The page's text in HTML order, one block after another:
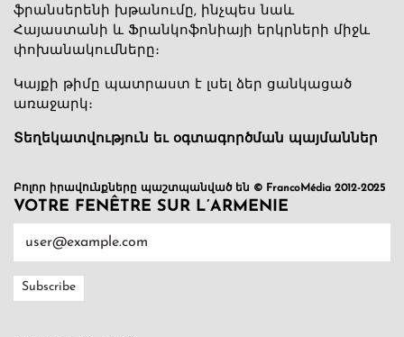
ֆրանսերենի խթանումը, ինչպես նաև
Հայաստանի և Ֆրանկոֆոնիայի երկրների միջև
փոխանակումները։
Կայքի թիմը պատրաստ է լսել ձեր ցանկացած
առաջարկ։
Տեղեկատվություն եւ օգտագործման պայմաններ
Բոլոր իրավունքները պաշտպանված են © FrancoMédia 2012-2025
VOTRE FENÊTRE SUR L’ARMENIE